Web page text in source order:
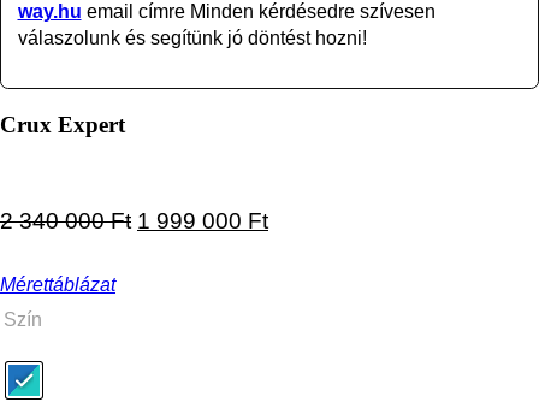
way.hu email címre Minden kérdésedre szívesen
válaszolunk és segítünk jó döntést hozni!
Crux Expert
2 340 000Ft Original price was: 2 340 000 Ft.
1 999 000 FtCurrent price is: 1 999
Mérettáblázat
Szín